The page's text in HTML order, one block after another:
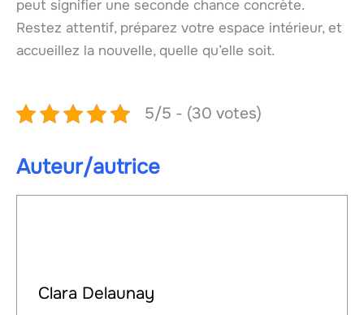
peut signifier une seconde chance concrète.
Restez attentif, préparez votre espace intérieur, et
accueillez la nouvelle, quelle qu’elle soit.
5/5 - (30 votes)
Auteur/autrice
Clara Delaunay